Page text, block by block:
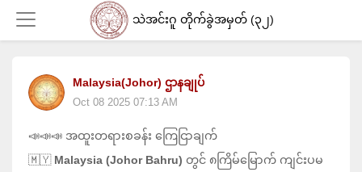
သဲအင်းဂူ တိုက်ခွဲအမှတ် (၃၂)
Malaysia(Johor) ဌာနချုပ်
Oct 08 2025 07:13 AM
📣📣📣 အထူးတရားစခန်း ကြေငြာချက်
🇲🇾 Malaysia (Johor Bahru) တွင် ၈ကြိမ်မြောက် ကျင်းပမ